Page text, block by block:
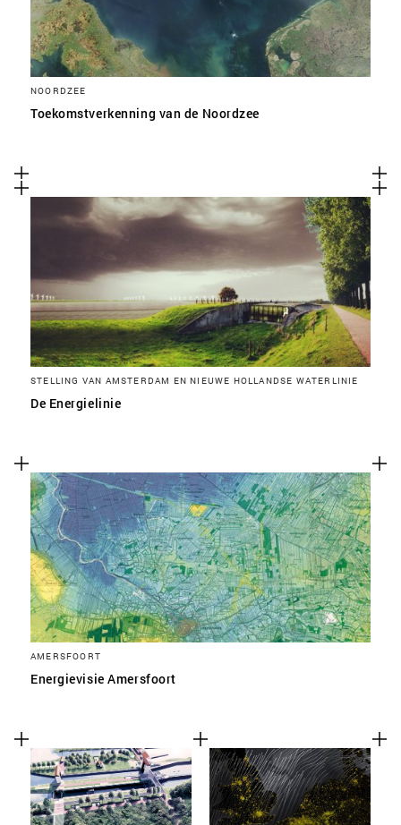
NOORDZEE
Toekomstverkenning van de Noordzee
STELLING VAN AMSTERDAM EN NIEUWE HOLLANDSE WATERLINIE
De Energielinie
AMERSFOORT
Energievisie Amersfoort